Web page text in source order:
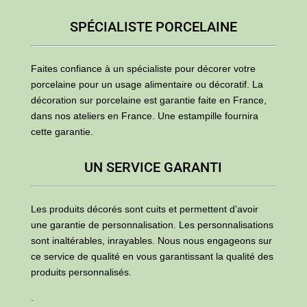
SPÉCIALISTE PORCELAINE
Faites confiance à un spécialiste pour décorer votre
porcelaine pour un usage alimentaire ou décoratif. La
décoration sur porcelaine est garantie faite en France,
dans nos ateliers en France. Une estampille fournira
cette garantie.
UN SERVICE GARANTI
Les produits décorés sont cuits et permettent d’avoir
une garantie de personnalisation. Les personnalisations
sont inaltérables, inrayables. Nous nous engageons sur
ce service de qualité en vous garantissant la qualité des
produits personnalisés.
.